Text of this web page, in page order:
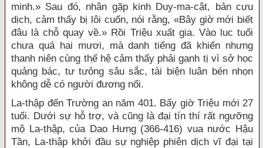
minh.» Sau đó, nhân gặp kinh Duy-ma-cật, bản cựu
dịch, cảm thấy bị lôi cuốn, nói rằng, «Bây giờ mới biết
đâu là chỗ quay về.» Rồi Triệu xuất gia. Vào luc tuổi
chưa quá hai mươi, mà danh tiếng đã khiến nhưng
thanh niên cùng thế hệ cảm thấy phải ganh tị vì sở học
quảng bác, tư tưỏng sâu sắc, tài biện luân bén nhọn
không dễ có người đương nổi.
La-thập đến Trường an năm 401. Bấy giờ Triệu mới 27
tuổi. Dưới sự hỗ trợ, và cũng là đại tín thí rất ngưỡng
mộ La-thập, của Dao Hưng (366-416) vua nước Hậu
Tần, La-thập khởi đầu sự nghiệp phiên dịch vĩ đại tại